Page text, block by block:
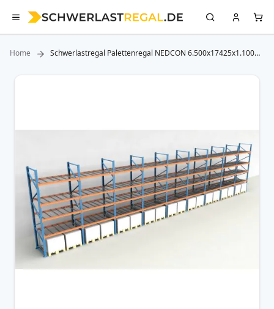
Home
Schwerlastregal Palettenregal NEDCON 6.500x17425x1.100
Zum